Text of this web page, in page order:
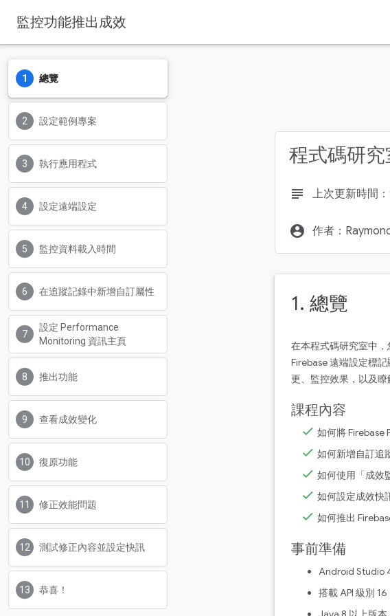
監控功能推出成效
總覽
設定範例專案
執行應用程式
設定遠端設定
監控資料載入時間
在追蹤記錄中新增自訂屬性
設定 Performance
Monitoring 資訊主頁
推出功能
查看成效變化
復原功能
修正效能問題
測試修正內容並設定快訊
恭喜！
程式碼研
subject 上次更新時間
account_circle 作者：
1. 總覽
在本程式碼研究室中
Firebase 遠端設定標
更、監控效果，以及瞭
課程內容
如何將 Firebase
如何新增自訂追
如何使用「成效
如何設定成效快
如何推出
事前準備
Android Studio
搭載 API 級別